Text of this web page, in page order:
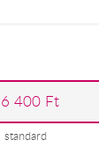
400 Ft
standard